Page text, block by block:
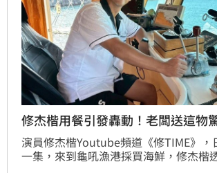
修杰楷用餐引發轟動！老闆送這物
演員修杰楷Youtube頻道《修TIME》，
一集，來到龜吼漁港採買海鮮，修杰楷